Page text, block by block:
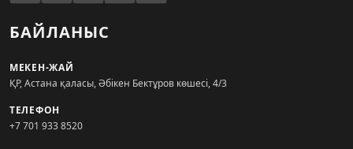
БАЙЛАНЫС
МЕКЕН-ЖАЙ
ҚР, Астана қаласы, Әбікен Бектұров көшесі, 4/3
ТЕЛЕФОН
+7 701 933 8520